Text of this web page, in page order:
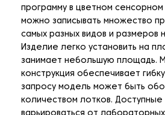
программу в цветном сенсорном
можно записывать множество
самых разных видов и размеров
Изделие легко установить на
занимает небольшую площадь.
конструкция обеспечивает
запросу модель может быть
количеством лотков.